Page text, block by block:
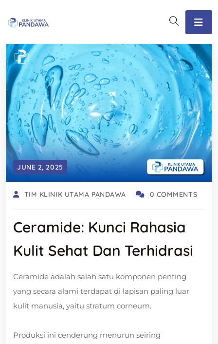
JUNE 2, 2025
TIM KLINIK UTAMA PANDAWA 0 COMMENTS
Ceramide: Kunci Rahasia
Kulit Sehat Dan Terhidrasi
Ceramide adalah salah satu komponen penting
yang secara alami terdapat di lapisan paling luar
kulit manusia, yaitu stratum corneum.
Produksi ini cenderung menurun seiring